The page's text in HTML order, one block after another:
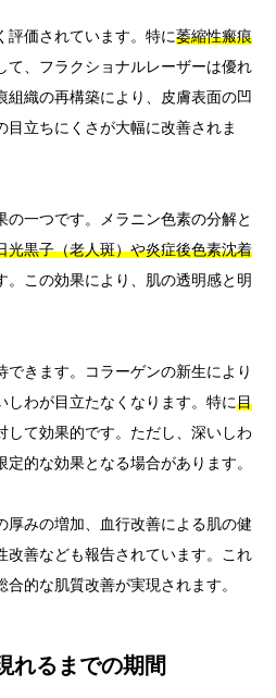
評価されています。特に萎縮性瘢痕
て、フラクショナルレーザーは優れ
組織の再構築により、皮膚表面の凹
目立ちにくさが大幅に改善されま
一つです。メラニン色素の分解と
光黒子（老人斑）や炎症後色素沈着
。この効果により、肌の透明感と明
きます。コラーゲンの新生により
しわが目立たなくなります。特に目
して効果的です。ただし、深いしわ
的な効果となる場合があります。
厚みの増加、血行改善による肌の健
改善なども報告されています。これ
的な肌質改善が実現されます。
れるまでの期間